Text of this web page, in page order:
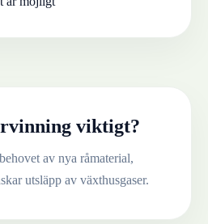
viktigt?
av nya råmaterial,
utsläpp av växthusgaser.